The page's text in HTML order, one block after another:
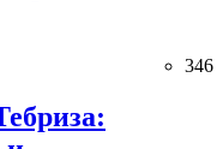
346